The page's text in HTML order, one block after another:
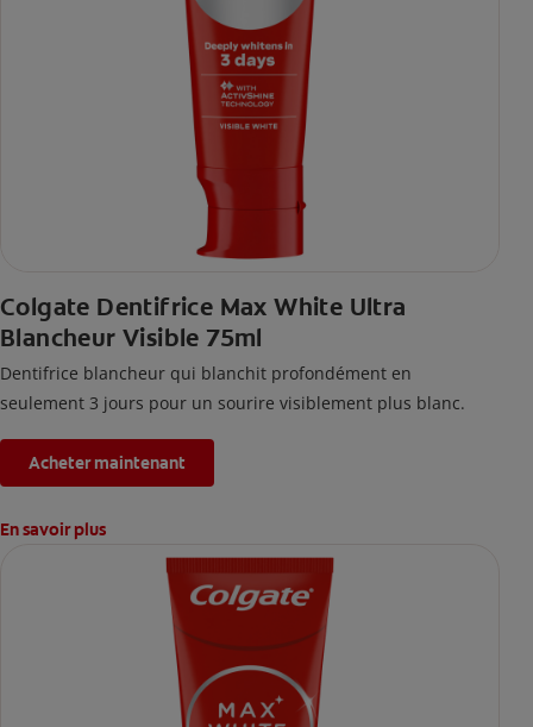
Colgate Dentifrice Max White Ultra
Blancheur Visible 75ml
Dentifrice blancheur qui blanchit profondément en
seulement 3 jours pour un sourire visiblement plus blanc.
Acheter maintenant
En savoir plus